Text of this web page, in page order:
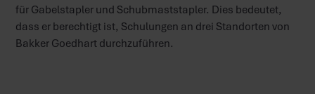
für Gabelstapler und Schubmaststapler. Dies bedeutet,
dass er berechtigt ist, Schulungen an drei Standorten von
Bakker Goedhart durchzuführen.